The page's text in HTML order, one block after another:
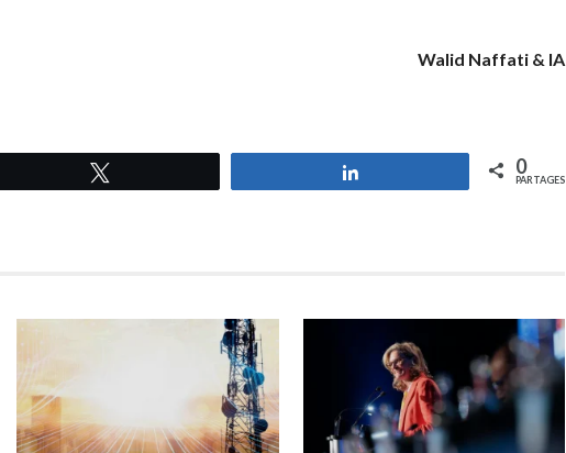
Walid Naffati & IA
0
PARTAGES